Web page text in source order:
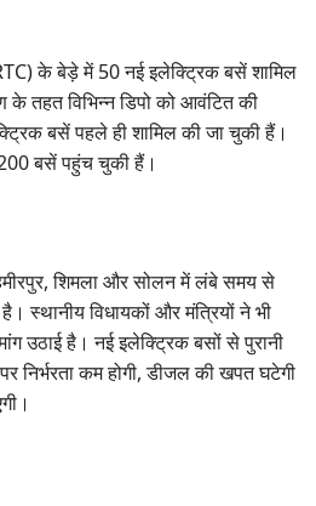
के बेड़े में 50 नई इलेक्ट्रिक बसें शामिल
तहत विभिन्न डिपो को आवंटित की
बसें पहले ही शामिल की जा चुकी हैं।
बसें पहुंच चुकी हैं।
शिमला और सोलन में लंबे समय से
स्थानीय विधायकों और मंत्रियों ने भी
उठाई है। नई इलेक्ट्रिक बसों से पुरानी
निर्भरता कम होगी, डीजल की खपत घटेगी